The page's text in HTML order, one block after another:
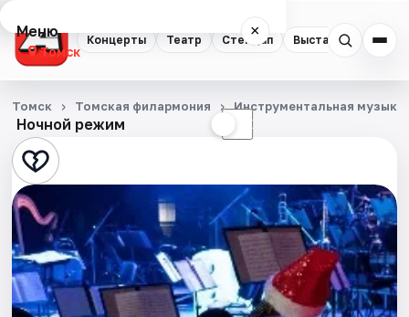
Концерты Театр Стендап Выставки
Меню ×
Томск
Концерты
Театр
Стендап
Выставки
Квесты
Экскурсии
Ночной режим ☾
Томск Томская филармония Инструментальная музыка